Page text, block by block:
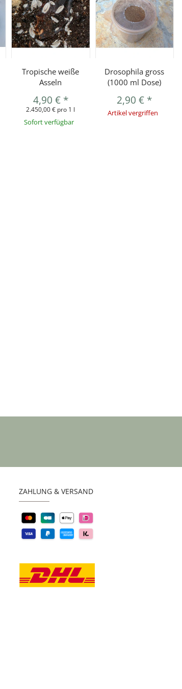
Tropische weiße
Asseln
4,90 € *
2.450,00 € pro 1 l
Sofort verfügbar
Drosophila gross
(1000 ml Dose)
2,90 € *
Artikel vergriffen
ZAHLUNG & VERSAND